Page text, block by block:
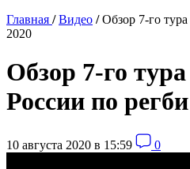
Главная / Видео / Обзор 7-го
2020
Обзор 7-го
России по
10 августа 2020 в 15:59 0